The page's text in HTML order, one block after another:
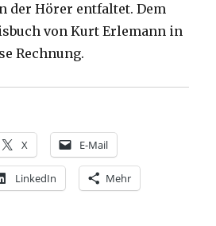
der Hörer entfaltet. Dem
von Kurt Erlemann in
Rechnung.
X E-Mail
LinkedIn Mehr